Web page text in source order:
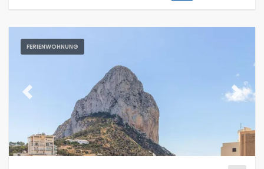
FERIENWOHNUNG
Previous Next